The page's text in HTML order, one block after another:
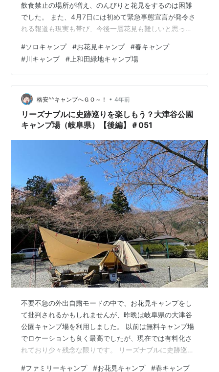
飲食禁止の場所が増え、のんびりと花見をするのは困難
でした。 また、4月7日には初めて緊急事態宣言が発令さ
れる報道も現実も帯び、今後一層花見も難しいと思った
ンプです。 焚き火と夜桜と満月で大満足！ キャンプでの
コロナ感染対策！ 上和田緑地キャンプ場へ行こう！ バン
ドック ソロベースの設営をしよう！ バンドック ソロベ
ース 貸し切り状態でお花見開始！ モーラナイフ コンパ
ニオン ヘビーデューティ ステンレス 夕飯の準備をしよ
う！ 焚き火と満月で最高…
#ソロキャンプ #お花見キャンプ #春キャンプ
#川キャンプ # 上和田緑地キャンプ場
格安^^キャンプへＧＯ～！ • 4年前
リーズナブルに史跡巡りを楽しもう？大津谷公園
キャンプ場（岐阜県）【後編】＃051
不要不急の外出自粛モードの中で、お花見キャンプをし
て批判されるかもしれませんが、昨晩は岐阜県の大津谷
公園キャンプ場を利用しました。 以前は無料キャンプ場
でロケーションも良く最高でしたが、現在では有料化さ
れており少々残念な限りです。 リーズナブルに史跡巡り
#ファミリーキャンプ #お花見キャンプ #春キャンプ